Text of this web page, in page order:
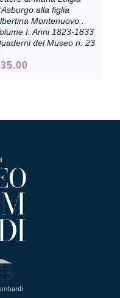
alla figlia
Montenuovo .
I. Anni 1823-1833
del Museo n. 23
35.00